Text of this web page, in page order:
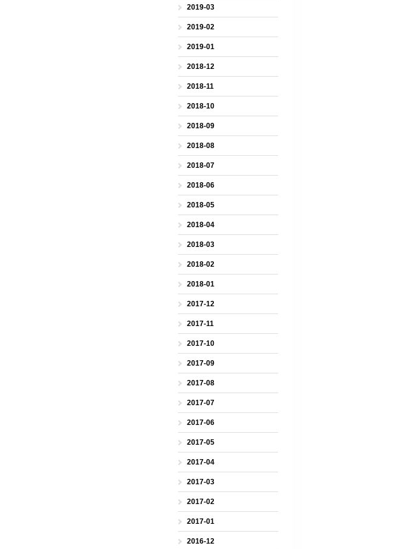
2019-03
2019-02
2019-01
2018-12
2018-11
2018-10
2018-09
2018-08
2018-07
2018-06
2018-05
2018-04
2018-03
2018-02
2018-01
2017-12
2017-11
2017-10
2017-09
2017-08
2017-07
2017-06
2017-05
2017-04
2017-03
2017-02
2017-01
2016-12